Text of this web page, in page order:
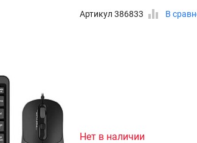
Артикул 386833 В
Нет в наличии